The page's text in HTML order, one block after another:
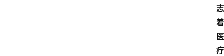
志
着
医
疗